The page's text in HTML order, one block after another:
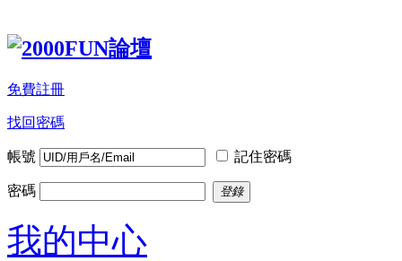
免費註冊
找回密碼
帳號 記住密碼
密碼 登錄
我的中心